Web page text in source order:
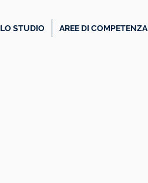
LO STUDIO AREE DI COMPETENZA